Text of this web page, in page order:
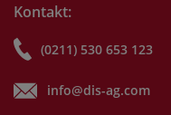
Kontakt:
(0211) 530 653 123
info@dis-ag.com